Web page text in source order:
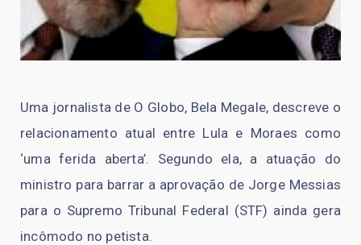
Uma jornalista de O Globo, Bela Megale, descreve o
relacionamento atual entre Lula e Moraes como
‘uma ferida aberta’. Segundo ela, a atuação do
ministro para barrar a aprovação de Jorge Messias
para o Supremo Tribunal Federal (STF) ainda gera
incômodo no petista.